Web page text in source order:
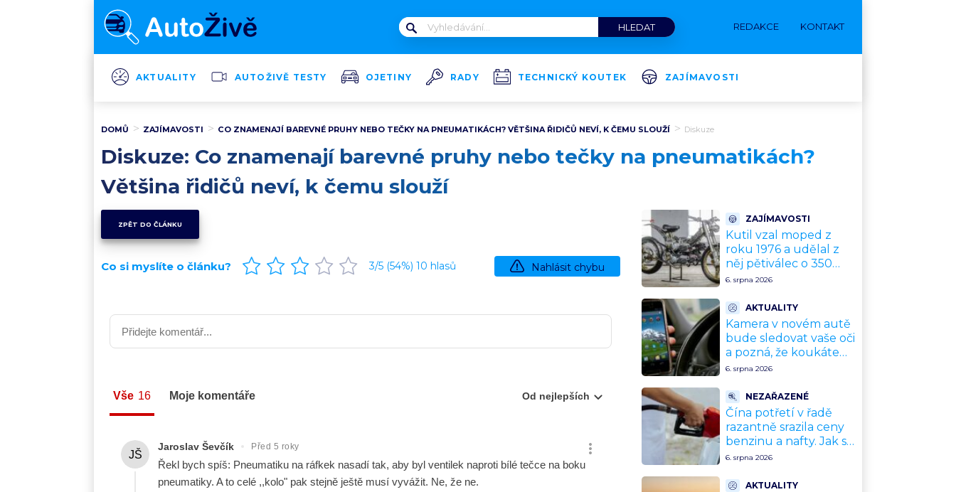
REDAKCE KONTAKT
AKTUALITY AUTOŽIVĚ TESTY OJETINY RADY TECHNICKÝ KOUTEK ZAJÍMAVOSTI
DOMŮ ZAJÍMAVOSTI CO ZNAMENAJÍ BAREVNÉ PRUHY NEBO TEČKY NA PNEUMATIKÁCH? VĚTŠINA ŘIDIČŮ NEVÍ, K ČEMU SLOUŽÍ Diskuze
Diskuze: Co znamenají barevné pruhy nebo tečky na pneumatikách?
Většina řidičů neví, k čemu slouží
ZPĚT DO ČLÁNKU
Co si myslíte o článku? 3/5 (54%) 10 hlasů Nahlásit chybu
ZAJÍMAVOSTI
Kutil vzal moped z
roku 1976 a udělal z
něj pětiválec o 350
kubících. Hluk 127,5
celou vesnici
6. srpna 2026
AKTUALITY
Kamera v novém autě
bude sledovat vaše oči
a pozná, že koukáte
na mobil. EU zavedla
července 2026
6. srpna 2026
NEZAŘAZENÉ
Čína potřetí v řadě
razantně srazila ceny
benzinu a nafty. Jak se
to může propsat do
6. srpna 2026
AKTUALITY